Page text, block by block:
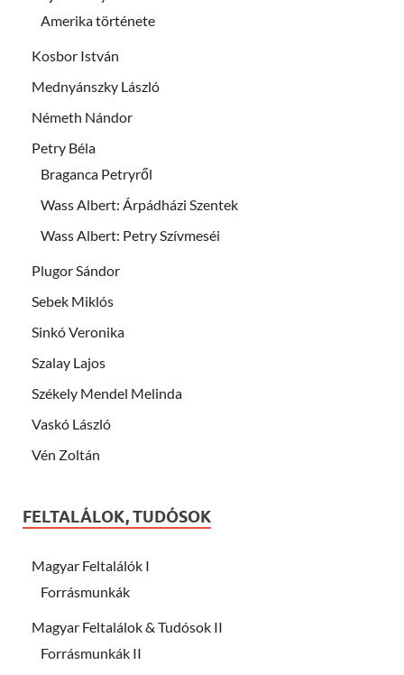
Amerika története
Kosbor István
Mednyánszky László
Németh Nándor
Petry Béla
Braganca Petryről
Wass Albert: Árpádházi Szentek
Wass Albert: Petry Szívmeséi
Plugor Sándor
Sebek Miklós
Sinkó Veronika
Szalay Lajos
Székely Mendel Melinda
Vaskó László
Vén Zoltán
FELTALÁLOK, TUDÓSOK
Magyar Feltalálók I
Forrásmunkák
Magyar Feltalálok & Tudósok II
Forrásmunkák II